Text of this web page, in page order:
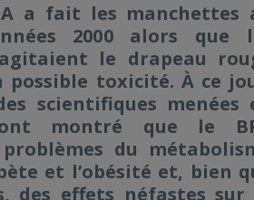
a fait les manchettes
2000 alors que
le drapeau
possible toxicité. À ce
scientifiques menées
montré que le
du
et l’obésité et, bien
des effets néfastes sur